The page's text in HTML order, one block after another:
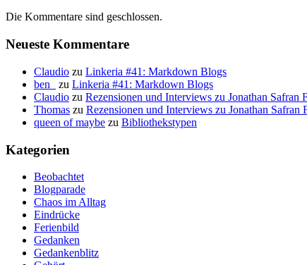
Die Kommentare sind geschlossen.
Neueste Kommentare
Claudio zu Linkeria #41: Markdown Blogs
ben_
zu Linkeria #41: Markdown Blogs
Claudio zu Rezensionen und Interviews zu Jonathan Safran
Thomas zu Rezensionen und Interviews zu Jonathan Safran
queen of maybe zu Bibliothekstypen
Kategorien
Beobachtet
Blogparade
Chaos im Alltag
Eindrücke
Ferienbild
Gedanken
Gedankenblitz